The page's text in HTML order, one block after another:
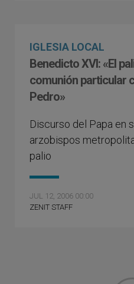
IGLESIA LOCAL
Benedicto XVI: «El
comunión particular
Pedro»
Discurso del Papa en
arzobispos
palio
JUL 12, 2006 00:00
ZENIT STAFF